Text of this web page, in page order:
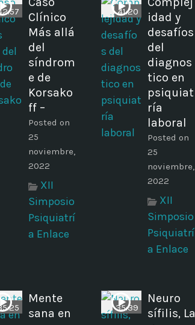
Clínico
Más allá
del
síndrom
e de
Korsako
ff –
Posted on
25
noviembre,
2022
XII
Simposio
Psiquiatrí
a Enlace
41:20
idad y
desafíos
del
diagnos
tico en
psiquiat
ría
laboral
Posted on
25
noviembre,
2022
XII
Simposio
Psiquiatrí
a Enlace
Mente
sana en
35:39
Neuro
sífilis, La